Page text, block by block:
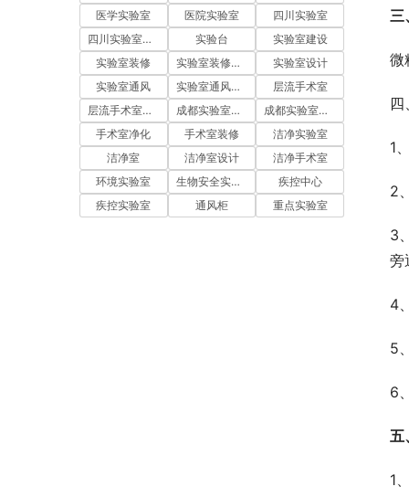
三
微
四
1
2
3
旁
4
5
6
五
1
医学实验室
医院实验室
四川实验室
四川实验室设计
实验台
实验室建设
实验室装修
实验室装修设计
实验室设计
实验室通风
实验室通风系统
层流手术室
层流手术室净化
成都实验室装修
成都实验室设计
手术室净化
手术室装修
洁净实验室
洁净室
洁净室设计
洁净手术室
环境实验室
生物安全实验室
疾控中心
疾控实验室
通风柜 重点实验室